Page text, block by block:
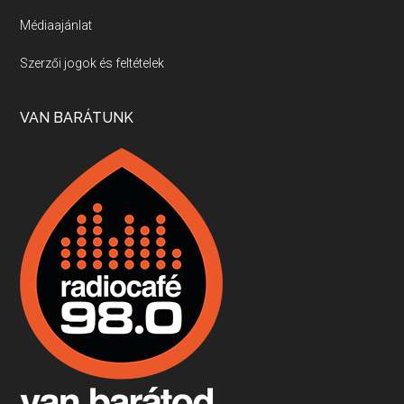
Villány, kékfrankos, Jackfall
Apr 17, 2026 • 00:35:38
Boston, teadélután, bab és homár
Apr 9, 2026 • 00:37:17
Fermentáljunk, a testünk meghálálja!
Apr 3, 2026 • 00:36:07
Médiaajánlat
Szerzői jogok és feltételek
VAN BARÁTUNK